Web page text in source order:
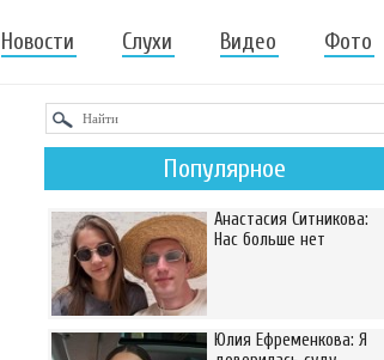
Новости Слухи Видео Фото
Популярное
Анастасия Ситникова:
Нас больше нет
Юлия Ефременкова: Я